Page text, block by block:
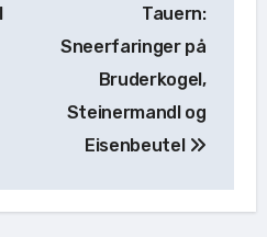
Tauern:
Sneerfaringer på
Bruderkogel,
Steinermandl og
Eisenbeutel